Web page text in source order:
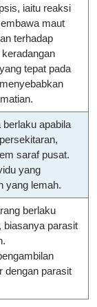
iaitu reaksi
maut
terhadap
tepat pada
apabila
saraf pusat.
yang
yang lemah.
berlaku
biasanya parasit
dengan parasit